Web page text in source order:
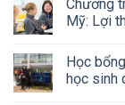
Chương
Mỹ: Lợi
Học
học sinh